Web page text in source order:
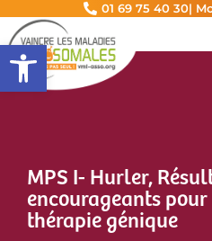
Ouvrir la barre d’outils
01 69 75 40 30|
MPS I- Hurler,
encourageants pour
thérapie génique